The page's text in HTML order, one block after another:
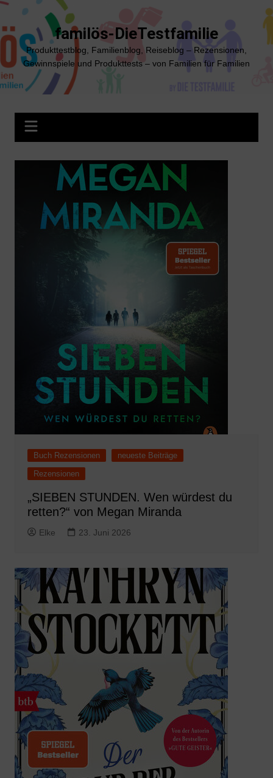
Zum
springen
familös-DieTestfamilie
Produkttestblog, Familienblog, Reiseblog – Rezensionen,
Gewinnspiele und Produkttests – von Familien für Familien
Buch Rezensionen
neueste Beiträge
Rezensionen
„SIEBEN STUNDEN. Wen würdest du
retten?“ von Megan Miranda
Elke 23. Juni 2026